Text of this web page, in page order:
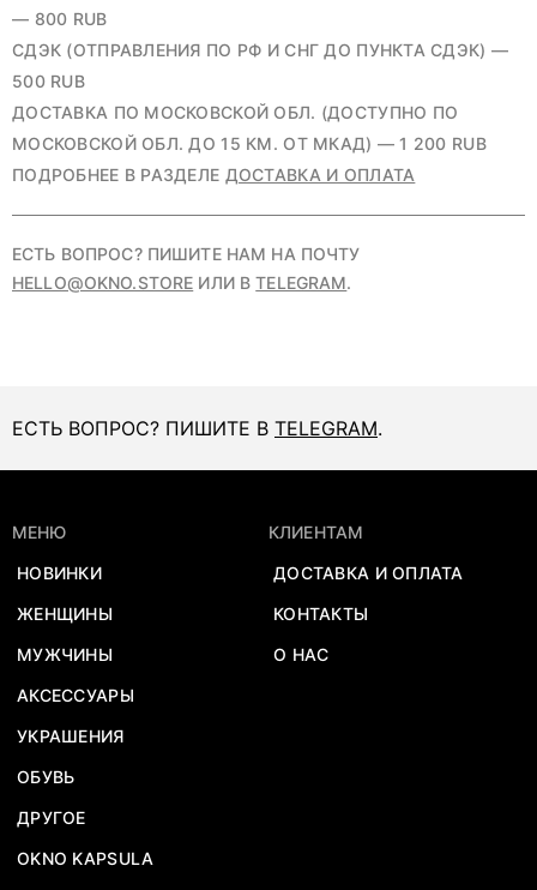
— 800 RUB
СДЭК (ОТПРАВЛЕНИЯ ПО РФ И СНГ ДО ПУНКТА СДЭК) —
500 RUB
ДОСТАВКА ПО МОСКОВСКОЙ ОБЛ. (ДОСТУПНО ПО
МОСКОВСКОЙ ОБЛ. ДО 15 КМ. ОТ МКАД) — 1 200 RUB
ПОДРОБНЕЕ В РАЗДЕЛЕ ДОСТАВКА И ОПЛАТА
ЕСТЬ ВОПРОС? ПИШИТЕ НАМ НА ПОЧТУ
HELLO@OKNO.STORE ИЛИ ВTELEGRAM.
ЕСТЬ ВОПРОС? ПИШИТЕ В TELEGRAM.
МЕНЮ
НОВИНКИ
ЖЕНЩИНЫ
МУЖЧИНЫ
АКСЕССУАРЫ
УКРАШЕНИЯ
ОБУВЬ
ДРУГОЕ
OKNO KAPSULA
КЛИЕНТАМ
ДОСТАВКА И ОПЛАТА
КОНТАКТЫ
О НАС